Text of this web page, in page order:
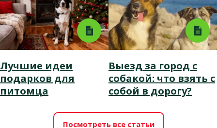
Лучшие идеи
подарков для
питомца
Выезд за город с
собакой: что взять с
собой в дорогу?
Посмотреть все статьи